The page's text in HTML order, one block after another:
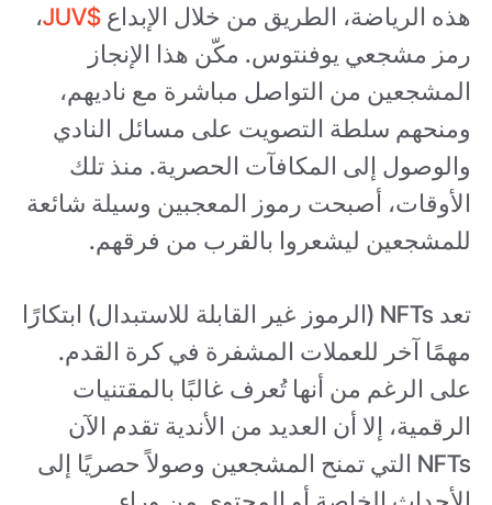
هذه الرياضة، الطريق من خلال الإبداع$JUV
،
رمز مشجعي يوفنتوس. مكّن هذا الإنجاز
المشجعين من التواصل مباشرة مع ناديهم،
ومنحهم سلطة التصويت على مسائل النادي
والوصول إلى المكافآت الحصرية. منذ تلك
الأوقات، أصبحت رموز المعجبين وسيلة شائعة
للمشجعين ليشعروا بالقرب من فرقهم.
تعد NFTs (الرموز غير القابلة للاستبدال) ابتكارًا
مهمًا آخر للعملات المشفرة في كرة القدم.
على الرغم من أنها تُعرف غالبًا بالمقتنيات
الرقمية، إلا أن العديد من الأندية تقدم الآن
NFTs التي تمنح المشجعين وصولاً حصريًا إلى